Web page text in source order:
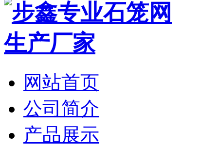
网站首页
公司简介
产品展示